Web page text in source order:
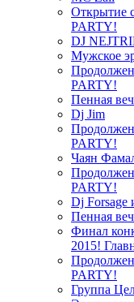
Открытие
PARTY!
DJ
Мужское
PARTY!
Пенная
Dj Jim
PARTY!
Чаян
PARTY!
Dj Forsage
Пенная
Финал
2015!
PARTY!
Группа